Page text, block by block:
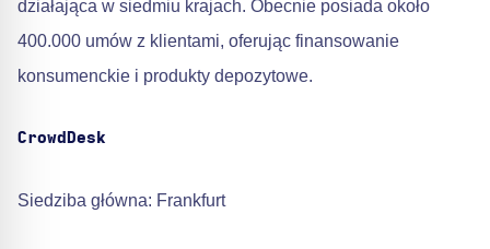
działająca w siedmiu krajach. Obecnie posiada około
400.000 umów z klientami, oferując finansowanie
konsumenckie i produkty depozytowe.
CrowdDesk
Siedziba główna: Frankfurt